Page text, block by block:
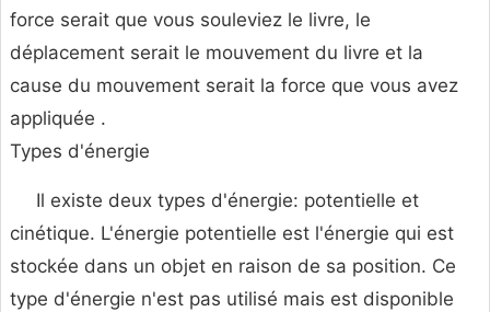
force serait que vous souleviez le livre, le
déplacement serait le mouvement du livre et la
cause du mouvement serait la force que vous avez
appliquée .
Types d'énergie
Il existe deux types d'énergie: potentielle et
cinétique. L'énergie potentielle est l'énergie qui est
stockée dans un objet en raison de sa position. Ce
type d'énergie n'est pas utilisé mais est disponible